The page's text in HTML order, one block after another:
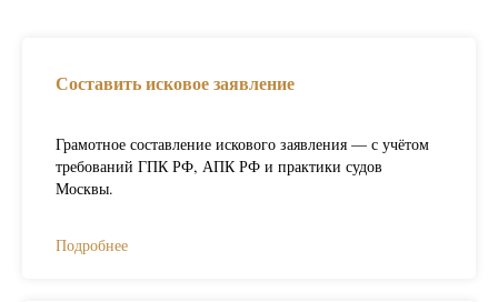
Составить исковое заявление
Грамотное составление искового заявления — с учётом
требований ГПК РФ, АПК РФ и практики судов
Москвы.
Подробнее